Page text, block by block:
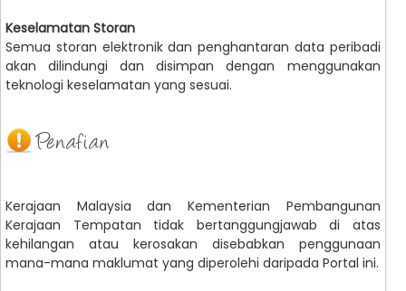
Keselamatan Storan
Semua storan elektronik dan penghantaran data peribadi
akan dilindungi dan disimpan dengan menggunakan
teknologi keselamatan yang sesuai.
Kerajaan Malaysia dan Kementerian Pembangunan
Kerajaan Tempatan tidak bertanggungjawab di atas
kehilangan atau kerosakan disebabkan penggunaan
mana-mana maklumat yang diperolehi daripada Portal ini.